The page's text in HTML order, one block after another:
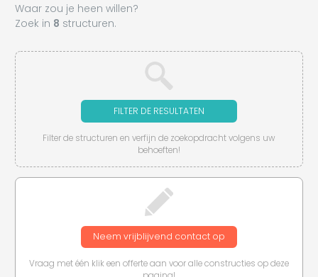
Waar zou je heen willen?
Zoek in 8 structuren.
FILTER DE RESULTATEN
Filter de structuren en verfijn de zoekopdracht volgens uw
behoeften!
Neem vrijblijvend contact op
Vraag met één klik een offerte aan voor alle constructies op deze